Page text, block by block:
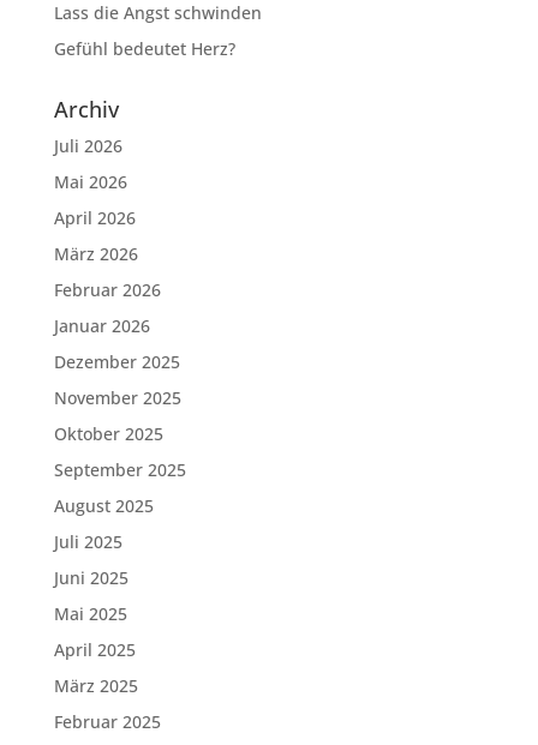
Lass die Angst schwinden
Gefühl bedeutet Herz?
Archiv
Juli 2026
Mai 2026
April 2026
März 2026
Februar 2026
Januar 2026
Dezember 2025
November 2025
Oktober 2025
September 2025
August 2025
Juli 2025
Juni 2025
Mai 2025
April 2025
März 2025
Februar 2025